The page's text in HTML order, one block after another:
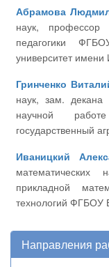
Абрамова
наук,
педагогики
университет
Гринченко
наук, зам. декана
научной
государственный
Иваницкий
математических
прикладной
технологий
Направления